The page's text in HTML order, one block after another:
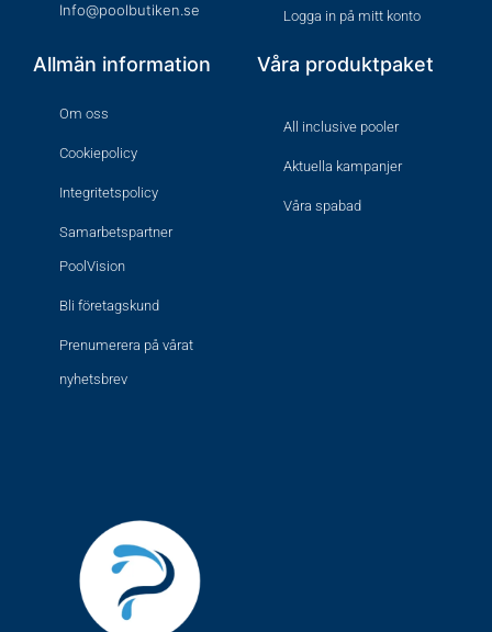
Info@poolbutiken.se Logga in på mitt konto
Allmän information
Om oss
Cookiepolicy
Integritetspolicy
Samarbetspartner
PoolVision
Bli företagskund
Prenumerera på vårat
nyhetsbrev
Våra produktpaket
All inclusive pooler
Aktuella kampanjer
Våra spabad